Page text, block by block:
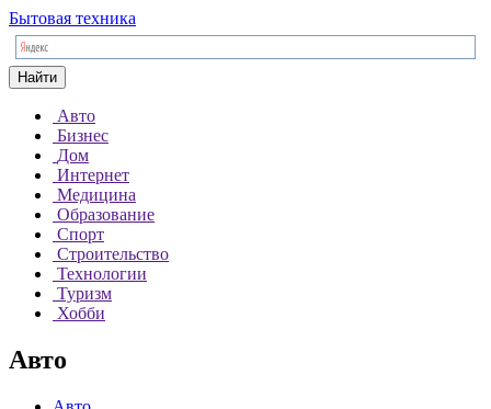
Бытовая техника
Найти
Авто
Бизнес
Дом
Интернет
Медицина
Образование
Спорт
Строительство
Технологии
Туризм
Хобби
Авто